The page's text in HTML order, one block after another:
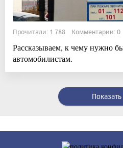
Прочитали: 1 788 Комментарии: 0
Рассказываем, к чему нужно
автомобилистам.